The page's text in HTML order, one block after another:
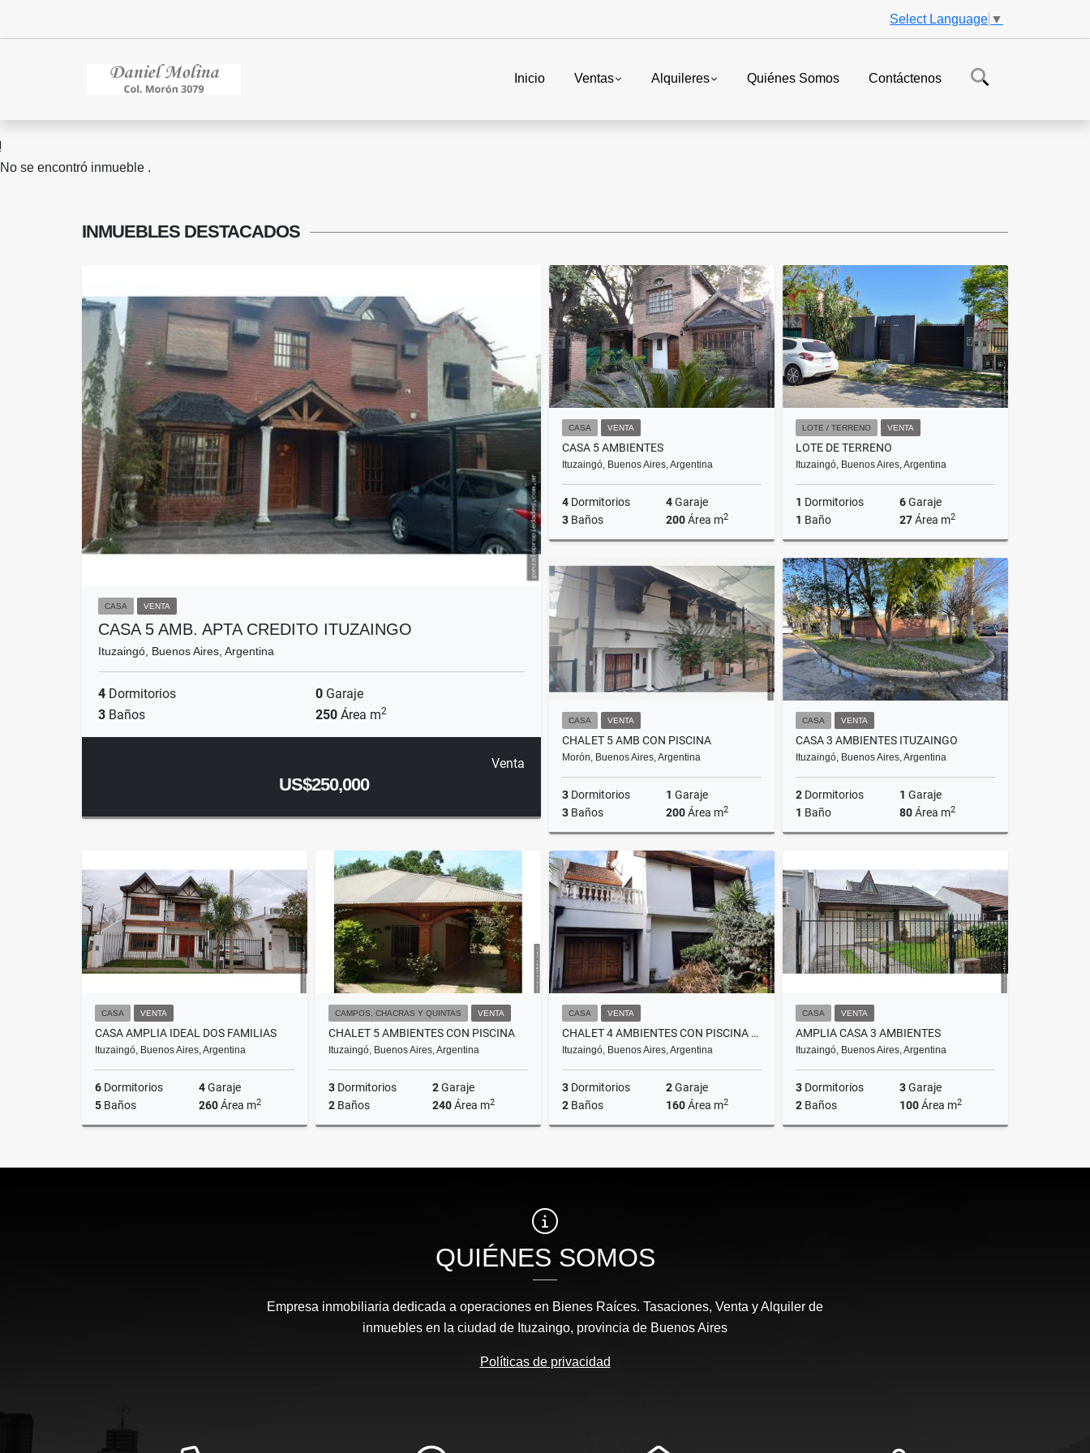
Select Language ▼
Inicio Ventas Alquileres Quiénes Somos Contáctenos
No se encontró inmueble .
INMUEBLES DESTACADOS
CASA VENTA
CASA 5 AMB. APTA CREDITO ITUZAINGO
Ituzaingó, Buenos Aires, Argentina
4 Dormitorios 0 Garaje
3 Baños 250 Área m2
Venta
US$250,000
CASA VENTA
CASA 5 AMBIENTES
Ituzaingó, Buenos Aires, Argentina
4 Dormitorios 4Garaje
3 Baños 200Área m2
Venta
US$185,000
LOTE / TERRENO VENTA
LOTE DE TERRENO
Ituzaingó, Buenos Aires, Argentina
1 Dormitorios 6Garaje
1 Baño 27Área m2
Venta
US$95,000
CASA VENTA
CHALET 5 AMB CON PISCINA
Morón, Buenos Aires, Argentina
3 Dormitorios 1 Garaje
3 Baños 200Área m2
Venta
US$280,000
CASA VENTA
CASA 3 AMBIENTES ITUZAINGO
Ituzaingó, Buenos Aires, Argentina
2 Dormitorios 1 Garaje
1 Baño 80Área m2
US$85,000
CASA VENTA
CASA AMPLIA IDEAL DOS FAMILIAS
Ituzaingó, Buenos Aires, Argentina
6 Dormitorios 4Garaje
5 Baños 260Área m2
US$238,000
CAMPOS, CHACRAS Y QUINTAS VENTA
CHALET 5 AMBIENTES CON PISCINA
Ituzaingó, Buenos Aires, Argentina
3 Dormitorios 2Garaje
2 Baños 240Área m2
US$265,000
CASA VENTA
CHALET 4 AMBIENTES CON PISCINA CLIMATIZADA
Ituzaingó, Buenos Aires, Argentina
3 Dormitorios 2Garaje
2 Baños 160Área m2
US$190,000
CASA VENTA
AMPLIA CASA 3 AMBIENTES
Ituzaingó, Buenos Aires, Argentina
3 Dormitorios 3Garaje
2 Baños 100Área m2
US$120,000
QUIÉNES SOMOS
Empresa inmobiliaria dedicada a operaciones en Bienes Raíces. Tasaciones, Venta y Alquiler de
inmuebles en la ciudad de Ituzaingo, provincia de Buenos Aires
Políticas de privacidad